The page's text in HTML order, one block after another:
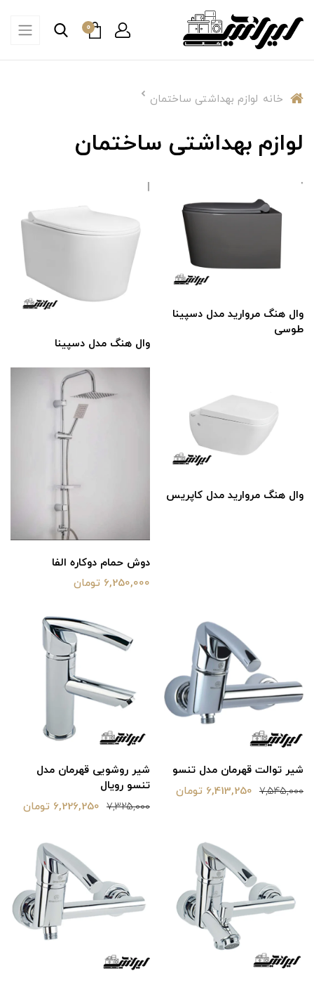
0
خانه لوازم بهداشتی ساختمان
لوازم بهداشتی ساختمان
وال هنگ‌‌ مروارید مدل دسپینا
طوسی
وال هنگ مدل دسپینا
وال هنگ مروارید مدل کاپریس
دوش حمام دوکاره الفا
6,250,000 تومان
شیر توالت قهرمان مدل تنسو
7,545,000 6,413,250 تومان
شیر روشویی قهرمان مدل
تنسو رویال
7,325,000 6,226,250 تومان